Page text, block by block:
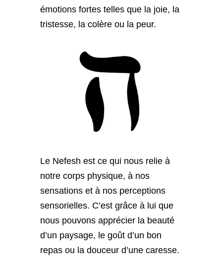
émotions fortes telles que la joie, la
tristesse, la colère ou la peur.
Le Nefesh est ce qui nous relie à
notre corps physique, à nos
sensations et à nos perceptions
sensorielles. C’est grâce à lui que
nous pouvons apprécier la beauté
d’un paysage, le goût d’un bon
repas ou la douceur d’une caresse.